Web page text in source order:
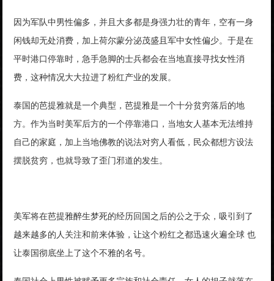
因为军队中男性偏多，并且大多都是身强力壮的青年，空有一身
闲钱却无处消费，加上荷尔蒙分泌茂盛且军中女性偏少。于是在
平时港口停靠时，急手急脚的士兵都会在当地直接寻找女性消
费，这种情况大大拉进了粉红产业的发展。
泰国的芭提雅就是一个典型，芭提雅是一个十分贫穷落后的地
方。作为当时美军后方的一个停靠港口，当地女人基本无法维持
自己的家庭，加上当地佛教的说法对穷人看低，民众都想方设法
摆脱贫穷，也就导致了歪门邪道的发生。
美军将在芭提雅醉生梦死的经历回国之后的公之于众，吸引到了
越来越多的人关注和前来体验，让这个粉红之都迅速火遍全球 也
让泰国彻底坐上了这个不雅的名号。